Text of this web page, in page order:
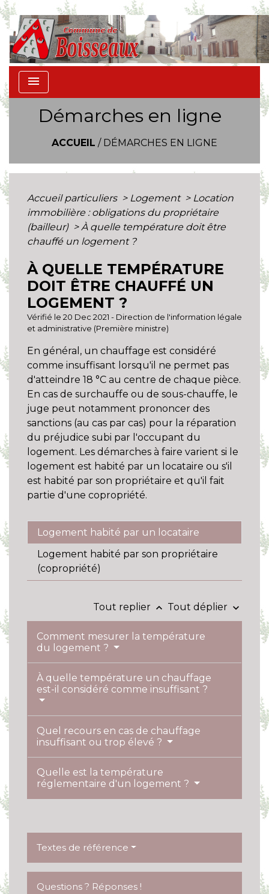
menu
Démarches en ligne
ACCUEIL / DÉMARCHES EN LIGNE
Accueil particuliers > Logement > Location
immobilière : obligations du propriétaire
(bailleur) > À quelle température doit être
chauffé un logement ?
À QUELLE TEMPÉRATURE
DOIT ÊTRE CHAUFFÉ UN
LOGEMENT ?
Vérifié le 20 Dec 2021 - Direction de l'information légale
et administrative (Première ministre)
En général, un chauffage est considéré
comme insuffisant lorsqu'il ne permet pas
d'atteindre 18 °C au centre de chaque pièce.
En cas de surchauffe ou de sous-chauffe, le
juge peut notamment prononcer des
sanctions (au cas par cas) pour la réparation
du préjudice subi par l'occupant du
logement. Les démarches à faire varient si le
logement est habité par un locataire ou s'il
est habité par son propriétaire et qu'il fait
partie d'une copropriété.
Logement habité par un locataire
Logement habité par son propriétaire
(copropriété)
Tout replier keyboard_arrow_up Tout déplier keyboard_arrow_down
Comment mesurer la température
du logement ?
À quelle température un chauffage
est-il considéré comme insuffisant ?
Quel recours en cas de chauffage
insuffisant ou trop élevé ?
Quelle est la température
réglementaire d'un logement ?
Textes de référence
Questions ? Réponses !